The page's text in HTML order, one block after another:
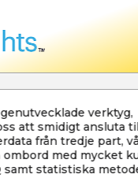
verktyg,
ansluta till olika
part, vårt ERP-
mycket kunskap
metoder och